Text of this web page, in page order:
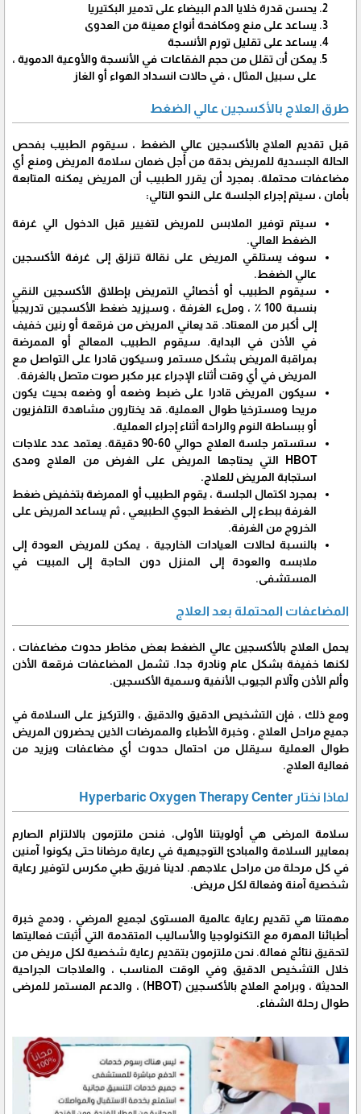
يحسن قدرة خلايا الدم البيضاء على تدمير البكتيريا
يساعد على منع ومكافحة أنواع معينة من العدوى
يساعد على تقليل تورم الأنسجة
يمكن أن تقلل من حجم الفقاعات في الأنسجة والأوعية الدموية ،
على سبيل المثال ، في حالات انسداد الهواء أو الغاز
طرق العلاج بالأكسجين عالي الضغط
قبل تقديم العلاج بالأكسجين عالي الضغط ، سيقوم الطبيب بفحص
الحالة الجسدية للمريض بدقة من أجل ضمان سلامة المريض ومنع أي
مضاعفات محتملة. بمجرد أن يقرر الطبيب أن المريض يمكنه المتابعة
بأمان ، سيتم إجراء الجلسة على النحو التالي:
سيتم توفير الملابس للمريض لتغيير قبل الدخول الي غرفة
الضغط العالي.
سوف يستلقي المريض على نقالة تنزلق إلى غرفة الأكسجين
عالي الضغط.
سيقوم الطبيب أو أخصائي التمريض بإطلاق الأكسجين النقي
بنسبة 100 ٪ ، وملء الغرفة ، وسيزيد ضغط الأكسجين تدريجياً
إلى أكبر من المعتاد. قد يعاني المريض من فرقعة أو رنين خفيف
في الأذن في البداية. سيقوم الطبيب المعالج أو الممرضة
بمراقبة المريض بشكل مستمر وسيكون قادرا على التواصل مع
المريض في أي وقت أثناء الإجراء عبر مكبر صوت متصل بالغرفة.
سيكون المريض قادرا على ضبط وضعه أو وضعه بحيث يكون
مريحا ومسترخيا طوال العملية. قد يختارون مشاهدة التلفزيون
أو ببساطة النوم والراحة أثناء إجراء العملية.
ستستمر جلسة العلاج حوالي 60-90 دقيقة. يعتمد عدد علاجات
HBOT التي يحتاجها المريض على الغرض من العلاج ومدى
استجابة المريض للعلاج.
بمجرد اكتمال الجلسة ، يقوم الطبيب أو الممرضة بتخفيض ضغط
الغرفة ببطء إلى الضغط الجوي الطبيعي ، ثم يساعد المريض على
الخروج من الغرفة.
بالنسبة لحالات العيادات الخارجية ، يمكن للمريض العودة إلى
ملابسه والعودة إلى المنزل دون الحاجة إلى المبيت في
المستشفى.
المضاعفات المحتملة بعد العلاج
يحمل العلاج بالأكسجين عالي الضغط بعض مخاطر حدوث مضاعفات ،
لكنها خفيفة بشكل عام ونادرة جدا. تشمل المضاعفات فرقعة الأذن
وألم الأذن وآلام الجيوب الأنفية وسمية الأكسجين.
ومع ذلك ، فإن التشخيص الدقيق والدقيق ، والتركيز على السلامة في
جميع مراحل العلاج ، وخبرة الأطباء والممرضات الذين يحضرون المريض
طوال العملية سيقلل من احتمال حدوث أي مضاعفات ويزيد من
فعالية العلاج.
لماذا نختار Hyperbaric Oxygen Therapy Center
سلامة المرضى هي أولويتنا الأولى، فنحن ملتزمون بالالتزام الصارم
بمعايير السلامة والمبادئ التوجيهية في رعاية مرضانا حتى يكونوا آمنين
في كل مرحلة من مراحل علاجهم. لدينا فريق طبي مكرس لتوفير رعاية
شخصية آمنة وفعالة لكل مريض.
مهمتنا هي تقديم رعاية عالمية المستوى لجميع المرضي ، ودمج خبرة
أطبائنا المهرة مع التكنولوجيا والأساليب المتقدمة التي أثبتت فعاليتها
لتحقيق نتائج فعالة. نحن ملتزمون بتقديم رعاية شخصية لكل مريض من
خلال التشخيص الدقيق وفي الوقت المناسب ، والعلاجات الجراحية
الحديثة ، وبرامج العلاج بالأكسجين (HBOT) ، والدعم المستمر للمرضى
طوال رحلة الشفاء.